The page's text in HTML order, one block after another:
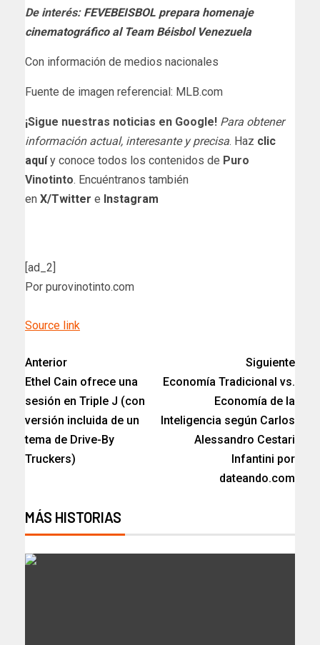
De interés: FEVEBEISBOL prepara homenaje
cinematográfico al Team Béisbol Venezuela
Con información de medios nacionales
Fuente de imagen referencial: MLB.com
¡Sigue nuestras noticias en Google! Para obtener
información actual, interesante y precisa. Haz clic
aquíy conoce todos los contenidos de Puro
Vinotinto. Encuéntranos también
en X/Twitter e Instagram
[ad_2]
Por purovinotinto.com
Source link
Anterior
Ethel Cain ofrece una
sesión en Triple J (con
versión incluida de un
tema de Drive-By
Truckers)
Siguiente
Economía Tradicional vs.
Economía de la
Inteligencia según Carlos
Alessandro Cestari
Infantini por
dateando.com
MÁS HISTORIAS